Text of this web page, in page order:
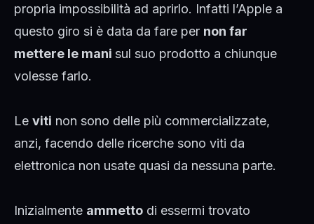
propria impossibilità ad aprirlo. Infatti l’Apple a
questo giro si è data da fare per non far
mettere le mani sul suo prodotto a chiunque
volesse farlo.
Le viti non sono delle più commercializzate,
anzi, facendo delle ricerche sono viti da
elettronica non usate quasi da nessuna parte.
Inizialmente ammetto di essermi trovato